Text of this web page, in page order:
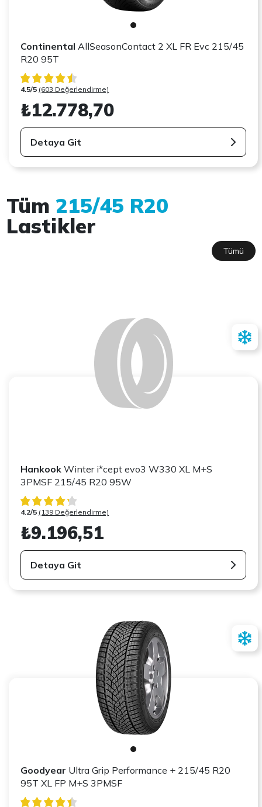
Continental AllSeasonContact 2 XL FR Evc 215/45
R20 95T
4.5/5 (603 Değerlendirme)
₺12.778,70
Detaya Git
Tüm 215/45 R20
Lastikler
Tümü
Hankook Winter i*cept evo3 W330 XL M+S
3PMSF 215/45 R20 95W
4.2/5 (139 Değerlendirme)
₺9.196,51
Detaya Git
Goodyear Ultra Grip Performance + 215/45 R20
95T XL FP M+S 3PMSF